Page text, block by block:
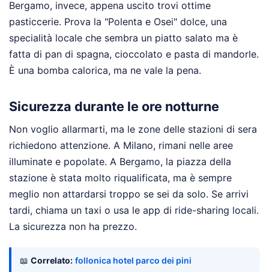
Bergamo, invece, appena uscito trovi ottime
pasticcerie. Prova la "Polenta e Osei" dolce, una
specialità locale che sembra un piatto salato ma è
fatta di pan di spagna, cioccolato e pasta di mandorle.
È una bomba calorica, ma ne vale la pena.
Sicurezza durante le ore notturne
Non voglio allarmarti, ma le zone delle stazioni di sera
richiedono attenzione. A Milano, rimani nelle aree
illuminate e popolate. A Bergamo, la piazza della
stazione è stata molto riqualificata, ma è sempre
meglio non attardarsi troppo se sei da solo. Se arrivi
tardi, chiama un taxi o usa le app di ride-sharing locali.
La sicurezza non ha prezzo.
📖 Correlato: follonica hotel parco dei pini